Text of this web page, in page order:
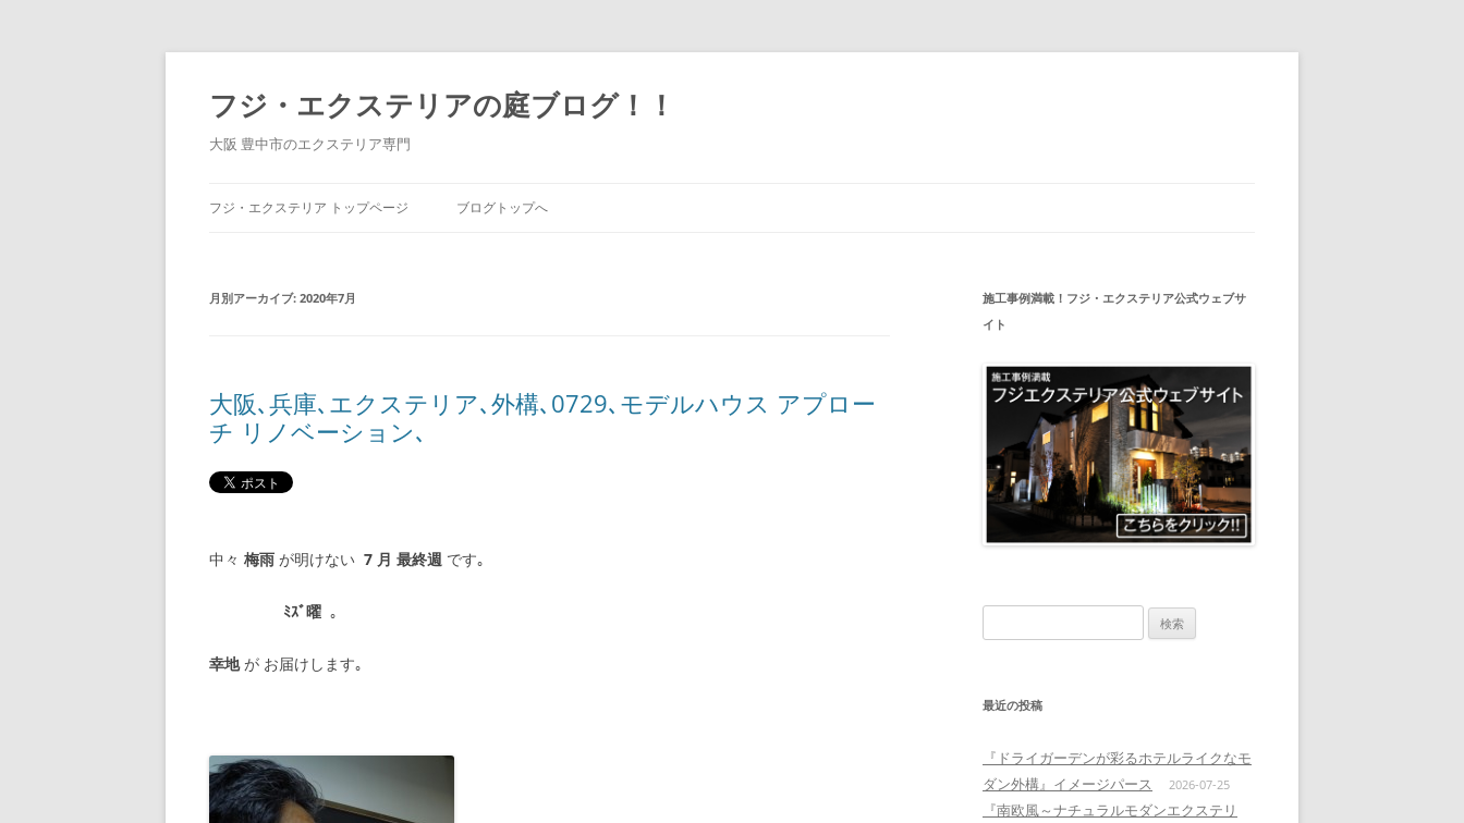
コ
ン
ツ
へ
ス
フジ・エクステリアの庭ブログ！！
大阪 豊中市のエクステリア専門
フジ・エクステリア トップページ ブログトップへ
月別アーカイブ: 2020年7月
大阪､兵庫､エクステリア､外構､0729､モデルハウス アプロー
チ リノベーション､
中々 梅雨 が明けない 7 月 最終週 です｡
ﾐｽﾞ曜 ｡
幸地が お届けします｡
施工事例満載！フジ・エクステリア公式ウェブサ
イト
索:
最近の投稿
『ドライガーデンが彩るホテルライクなモ
ダン外構』イメージパース
2026-07-25
『南欧風～ナチュラルモダンエクステリ